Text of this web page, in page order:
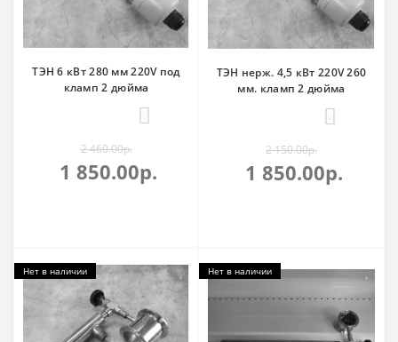
ТЭН 6 кВт 280 мм 220V под
кламп 2 дюйма
2 460.00р.
1 850.00р.
ТЭН нерж. 4,5 кВт 220V 260
мм. кламп 2 дюйма
2 150.00р.
1 850.00р.
Нет в наличии Нет в наличии